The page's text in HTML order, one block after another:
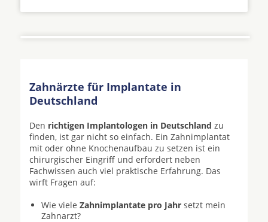
Zahnärzte für Implantate in
Deutschland
Den richtigen Implantologen in Deutschland zu
finden, ist gar nicht so einfach. Ein Zahnimplantat
mit oder ohne Knochenaufbau zu setzen ist ein
chirurgischer Eingriff und erfordert neben
Fachwissen auch viel praktische Erfahrung. Das
wirft Fragen auf:
Wie viele Zahnimplantate pro Jahr setzt mein
Zahnarzt?